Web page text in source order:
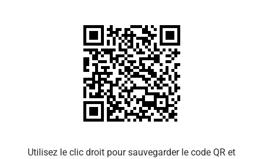
Utilisez le clic droit pour sauvegarder le code QR et